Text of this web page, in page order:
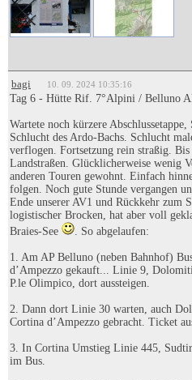
bagi 10. 09. 2024 10:35:16
Tag 6 - Hütte Rif. 7°Alpini / Belluno
Wartete noch kürzere
Schlucht des Ardo-Bachs. Schlucht
verflogen. Fortsetzung rein straßig.
Landstraßen. Glücklicherweise wenig
anderen Touren gewohnt. Einfach
folgen. Noch gute Stunde vergangen
Ende unserer AV1 und Rückkehr zum
logistischer Brocken, hat aber voll
Braies-See
. So abgelaufen:
1. Am AP Belluno (neben Bahnhof)
d’Ampezzo gekauft... Linie 9,
P.le Olimpico, dort aussteigen.
2. Dann dort Linie 30 warten, auch
Cortina d’Ampezzo gebracht. Ticket
3. In Cortina Umstieg Linie 445,
im Bus.